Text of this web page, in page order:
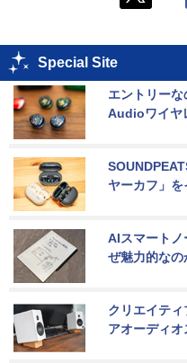
Special Site
エントリー
Audioワイヤ
ヤーカフ」
AIスマート
ぜ魅力的なの
クリエイテ
アオーディオ